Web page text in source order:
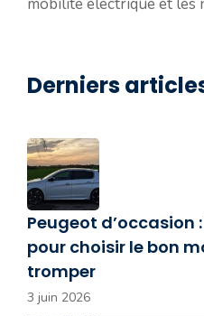
Derniers
Peugeot d’occasion
pour choisir le bon
tromper
3 juin 2026